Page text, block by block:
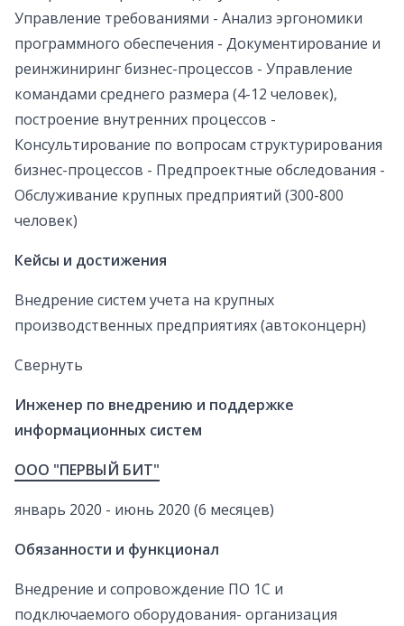
Управление требованиями - Анализ эргономики
программного обеспечения - Документирование и
реинжиниринг бизнес-процессов - Управление
командами среднего размера (4-12 человек),
построение внутренних процессов -
Консультирование по вопросам структурирования
бизнес-процессов - Предпроектные обследования -
Обслуживание крупных предприятий (300-800
человек)
Кейсы и достижения
Внедрение систем учета на крупных
производственных предприятиях (автоконцерн)
Свернуть
Инженер по внедрению и поддержке
информационных систем
ООО "ПЕРВЫЙ БИТ"
январь 2020 - июнь 2020 (6 месяцев)
Обязанности и функционал
Внедрение и сопровождение ПО 1С и
подключаемого оборудования- организация